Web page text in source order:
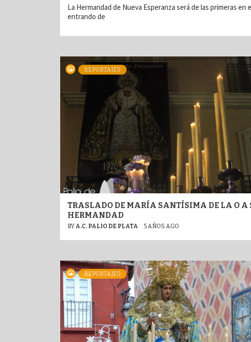
La Hermandad de Nueva Esperanza será de las primeras en
entrando de
REPORTAJES
TRASLADO DE MARÍA SANTÍSIMA DE LA O A
HERMANDAD
BY A.C. PALIO DE PLATA 5 AÑOS AGO
REPORTAJES